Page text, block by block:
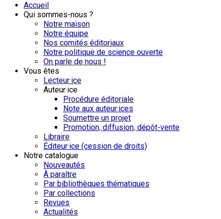
Accueil
Qui sommes-nous ?
Notre maison
Notre équipe
Nos comités éditoriaux
Notre politique de science ouverte
On parle de nous !
Vous êtes
Lecteur·ice
Auteur·ice
Procédure éditoriale
Note aux auteur·ices
Soumettre un projet
Promotion, diffusion, dépôt-vente
Libraire
Éditeur·ice (cession de droits)
Notre catalogue
Nouveautés
À paraître
Par bibliothèques thématiques
Par collections
Revues
Actualités